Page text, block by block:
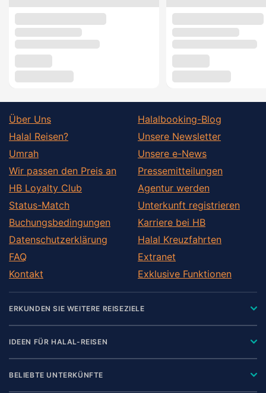
Über Uns
Halal Reisen?
Umrah
Wir passen den Preis an
HB Loyalty Club
Status-Match
Buchungsbedingungen
Datenschutzerklärung
FAQ
Kontakt
Halalbooking-Blog
Unsere Newsletter
Unsere e-News
Pressemitteilungen
Agentur werden
Unterkunft registrieren
Karriere bei HB
Halal Kreuzfahrten
Extranet
Exklusive Funktionen
ERKUNDEN SIE WEITERE REISEZIELE
IDEEN FÜR HALAL-REISEN
BELIEBTE UNTERKÜNFTE